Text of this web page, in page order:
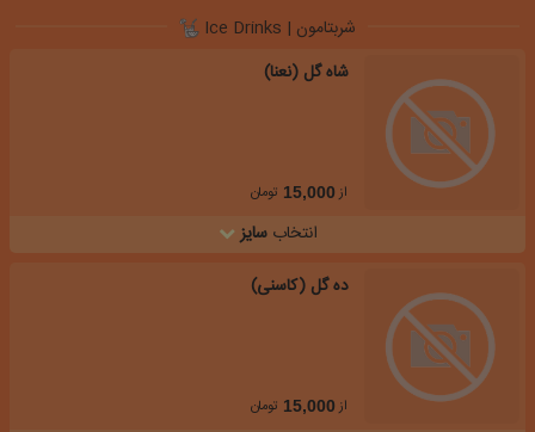
شربتامون | Ice Drinks
شاه گل (نعنا)
از15,000 تومان
انتخابسایز
ده گل (کاسنی)
از15,000 تومان